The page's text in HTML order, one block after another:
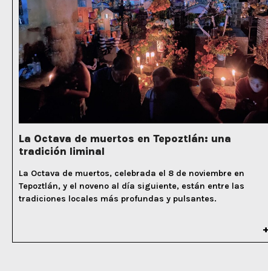
La Octava de muertos en Tepoztlán: una
tradición liminal
La Octava de muertos, celebrada el 8 de noviembre en
Tepoztlán, y el noveno al día siguiente, están entre las
tradiciones locales más profundas y pulsantes.